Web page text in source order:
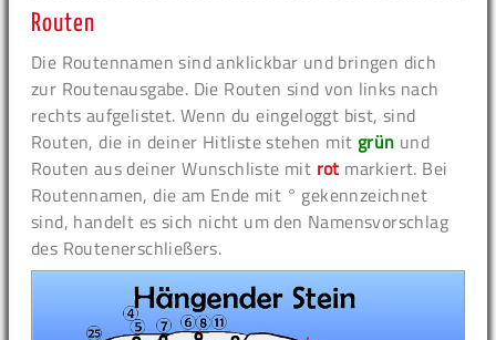
Routen
Die Routennamen sind anklickbar und bringen dich
zur Routenausgabe. Die Routen sind von links nach
rechts aufgelistet. Wenn du eingeloggt bist, sind
Routen, die in deiner Hitliste stehen mit grün und
Routen aus deiner Wunschliste mit rot markiert. Bei
Routennamen, die am Ende mit ° gekennzeichnet
sind, handelt es sich nicht um den Namensvorschlag
des Routenerschließers.